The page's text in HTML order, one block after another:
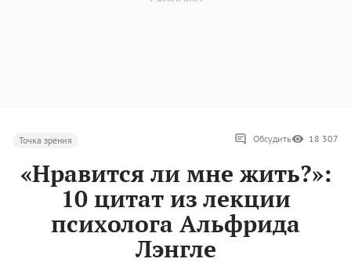
Точка зрения Обсудить 18 307
«Нравится ли мне жить?»:
10 цитат из лекции
психолога Альфрида
Лэнгле